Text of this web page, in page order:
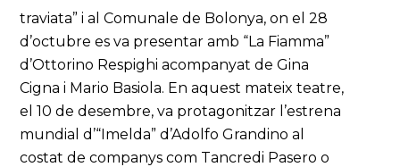
traviata” i al Comunale de Bolonya, on el 28
d’octubre es va presentar amb “La Fiamma”
d’Ottorino Respighi acompanyat de Gina
Cigna i Mario Basiola. En aquest mateix teatre,
el 10 de desembre, va protagonitzar l’estrena
mundial d’“Imelda” d’Adolfo Grandino al
costat de companys com Tancredi Pasero o